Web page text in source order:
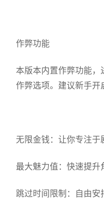
作弊功能
本版本内置作弊功能，
作弊选项。建议新手开
无限金钱：让你专注于
最大魅力值：快速提升
跳过时间限制：自由安